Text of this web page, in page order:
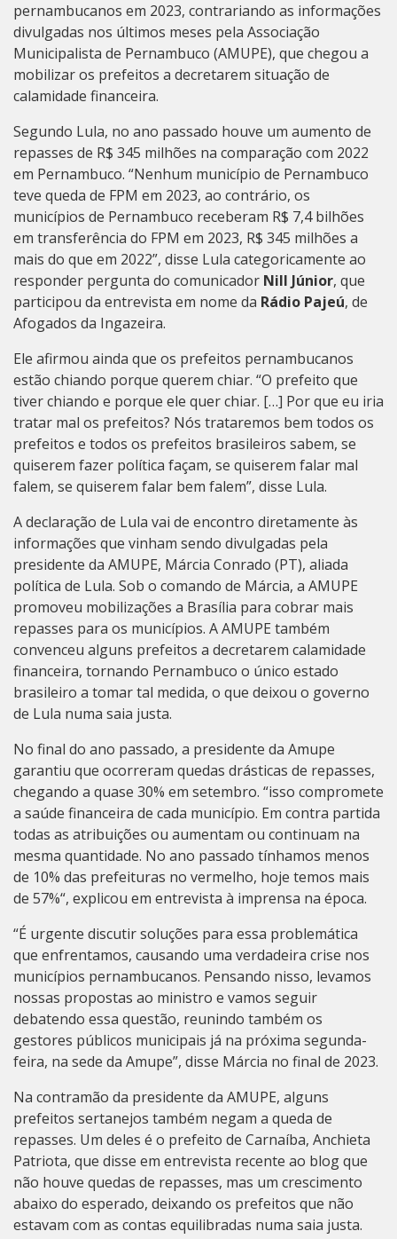
pernambucanos em 2023, contrariando as informações
divulgadas nos últimos meses pela Associação
Municipalista de Pernambuco (AMUPE), que chegou a
mobilizar os prefeitos a decretarem situação de
calamidade financeira.
Segundo Lula, no ano passado houve um aumento de
repasses de R$ 345 milhões na comparação com 2022
em Pernambuco. “Nenhum município de Pernambuco
teve queda de FPM em 2023, ao contrário, os
municípios de Pernambuco receberam R$ 7,4 bilhões
em transferência do FPM em 2023, R$ 345 milhões a
mais do que em 2022”, disse Lula categoricamente ao
responder pergunta do comunicador Nill Júnior, que
participou da entrevista em nome da Rádio Pajeú, de
Afogados da Ingazeira.
Ele afirmou ainda que os prefeitos pernambucanos
estão chiando porque querem chiar. “O prefeito que
tiver chiando e porque ele quer chiar. […] Por que eu iria
tratar mal os prefeitos? Nós trataremos bem todos os
prefeitos e todos os prefeitos brasileiros sabem, se
quiserem fazer política façam, se quiserem falar mal
falem, se quiserem falar bem falem”, disse Lula.
A declaração de Lula vai de encontro diretamente às
informações que vinham sendo divulgadas pela
presidente da AMUPE, Márcia Conrado (PT), aliada
política de Lula. Sob o comando de Márcia, a AMUPE
promoveu mobilizações a Brasília para cobrar mais
repasses para os municípios. A AMUPE também
convenceu alguns prefeitos a decretarem calamidade
financeira, tornando Pernambuco o único estado
brasileiro a tomar tal medida, o que deixou o governo
de Lula numa saia justa.
No final do ano passado, a presidente da Amupe
garantiu que ocorreram quedas drásticas de repasses,
chegando a quase 30% em setembro. “isso compromete
a saúde financeira de cada município. Em contra partida
todas as atribuições ou aumentam ou continuam na
mesma quantidade. No ano passado tínhamos menos
de 10% das prefeituras no vermelho, hoje temos mais
de 57%“, explicou em entrevista à imprensa na época.
“É urgente discutir soluções para essa problemática
que enfrentamos, causando uma verdadeira crise nos
municípios pernambucanos. Pensando nisso, levamos
nossas propostas ao ministro e vamos seguir
debatendo essa questão, reunindo também os
gestores públicos municipais já na próxima segunda-
feira, na sede da Amupe”, disse Márcia no final de 2023.
Na contramão da presidente da AMUPE, alguns
prefeitos sertanejos também negam a queda de
repasses. Um deles é o prefeito de Carnaíba, Anchieta
Patriota, que disse em entrevista recente ao blog que
não houve quedas de repasses, mas um crescimento
abaixo do esperado, deixando os prefeitos que não
estavam com as contas equilibradas numa saia justa.